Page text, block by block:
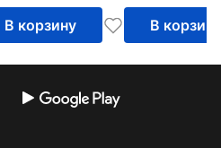
В корзину В корзину